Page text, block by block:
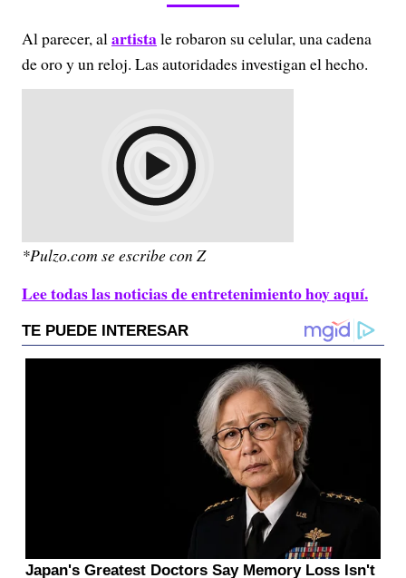
Al parecer, alartistale robaron su celular, una cadena
de oro y un reloj. Las autoridades investigan el hecho.
*Pulzo.com se escribe con Z
Lee todas las noticias de entretenimiento hoy aquí.